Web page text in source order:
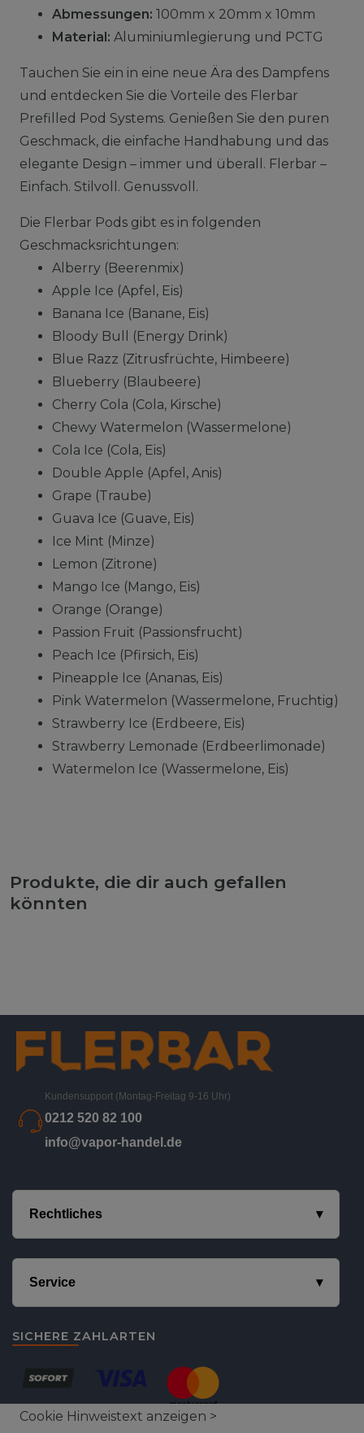
Abmessungen: 100mm x 20mm x 10mm
Material: Aluminiumlegierung und PCTG
Tauchen Sie ein in eine neue Ära des Dampfens
und entdecken Sie die Vorteile des Flerbar
Prefilled Pod Systems. Genießen Sie den puren
Geschmack, die einfache Handhabung und das
elegante Design – immer und überall. Flerbar –
Einfach. Stilvoll. Genussvoll.
Die Flerbar Pods gibt es in folgenden
Geschmacksrichtungen:
Alberry (Beerenmix)
Apple Ice (Apfel, Eis)
Banana Ice (Banane, Eis)
Bloody Bull (Energy Drink)
Blue Razz (Zitrusfrüchte, Himbeere)
Blueberry (Blaubeere)
Cherry Cola (Cola, Kirsche)
Chewy Watermelon (Wassermelone)
Cola Ice (Cola, Eis)
Double Apple (Apfel, Anis)
Grape (Traube)
Guava Ice (Guave, Eis)
Ice Mint (Minze)
Lemon (Zitrone)
Mango Ice (Mango, Eis)
Orange (Orange)
Passion Fruit (Passionsfrucht)
Peach Ice (Pfirsich, Eis)
Pineapple Ice (Ananas, Eis)
Pink Watermelon (Wassermelone, Fruchtig)
Strawberry Ice (Erdbeere, Eis)
Strawberry Lemonade (Erdbeerlimonade)
Watermelon Ice (Wassermelone, Eis)
Produkte, die dir auch gefallen
könnten
Kundensupport (Montag-Freitag 9-16 Uhr)
0212 520 82 100
info@vapor-handel.de
Rechtliches
Service
SICHERE ZAHLARTEN
Cookie Hinweistext anzeigen >